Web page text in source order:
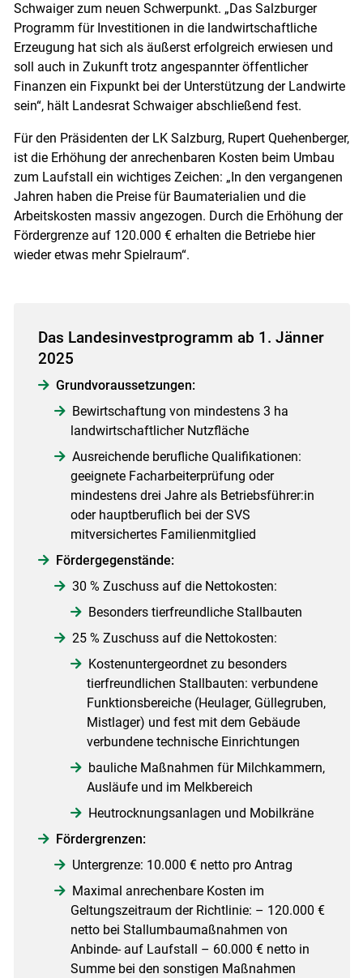
Schwaiger zum neuen Schwerpunkt. „Das Salzburger
Programm für Investitionen in die landwirtschaftliche
Erzeugung hat sich als äußerst erfolgreich erwiesen und
soll auch in Zukunft trotz angespannter öffentlicher
Finanzen ein Fixpunkt bei der Unterstützung der Landwirte
sein“, hält Landesrat Schwaiger abschließend fest.
Für den Präsidenten der LK Salzburg, Rupert Quehenberger,
ist die Erhöhung der anrechenbaren Kosten beim Umbau
zum Laufstall ein wichtiges Zeichen: „In den vergangenen
Jahren haben die Preise für Baumaterialien und die
Arbeitskosten massiv angezogen. Durch die Erhöhung der
Fördergrenze auf 120.000 € erhalten die Betriebe hier
wieder etwas mehr Spielraum“.
Das Landesinvestprogramm ab 1. Jänner
2025
Grundvoraussetzungen:
Bewirtschaftung von mindestens 3 ha
landwirtschaftlicher Nutzfläche
Ausreichende berufliche Qualifikationen:
geeignete Facharbeiterprüfung oder
mindestens drei Jahre als Betriebsführer:in
oder hauptberuflich bei der SVS
mitversichertes Familienmitglied
Fördergegenstände:
30 % Zuschuss auf die Nettokosten:
Besonders tierfreundliche Stallbauten
25 % Zuschuss auf die Nettokosten:
Kostenuntergeordnet zu besonders
tierfreundlichen Stallbauten: verbundene
Funktionsbereiche (Heulager, Güllegruben,
Mistlager) und fest mit dem Gebäude
verbundene technische Einrichtungen
bauliche Maßnahmen für Milchkammern,
Ausläufe und im Melkbereich
Heutrocknungsanlagen und Mobilkräne
Fördergrenzen:
Untergrenze: 10.000 € netto pro Antrag
Maximal anrechenbare Kosten im
Geltungszeitraum der Richtlinie: – 120.000 €
netto bei Stallumbaumaßnahmen von
Anbinde- auf Laufstall – 60.000 € netto in
Summe bei den sonstigen Maßnahmen